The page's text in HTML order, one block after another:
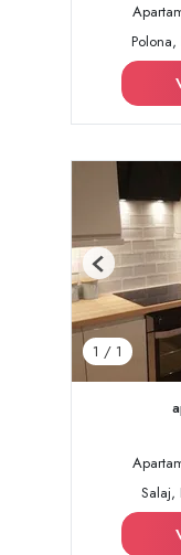
Polona,
1 / 1
Previous
Salaj,